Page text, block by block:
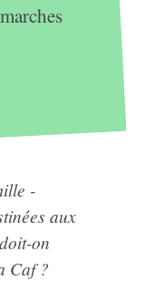
-
aux
on
Caf ?